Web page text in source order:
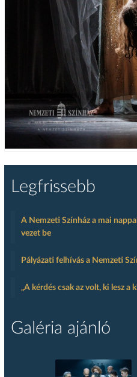
Legfrissebb
A Nemzeti Színház a mai
vezet be
Pályázati felhívás a Nemzeti
„A kérdés csak az volt, ki lesz a
Galéria ajánló